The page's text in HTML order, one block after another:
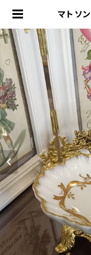
マトソ
o-
グミン